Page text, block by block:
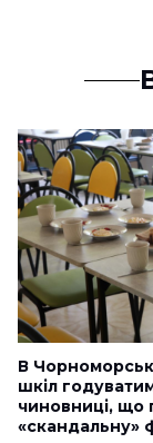
В
шкіл
чиновниці, що
«скандальну»